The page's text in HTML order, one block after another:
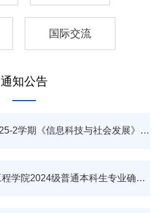
国际交流
通知公告
关于2024-2025-2学期《信息科技与社会发展》期末及重修考试安排的通知（含返校重修）
信息与通信工程学院2024级普通本科生专业确认实施细则